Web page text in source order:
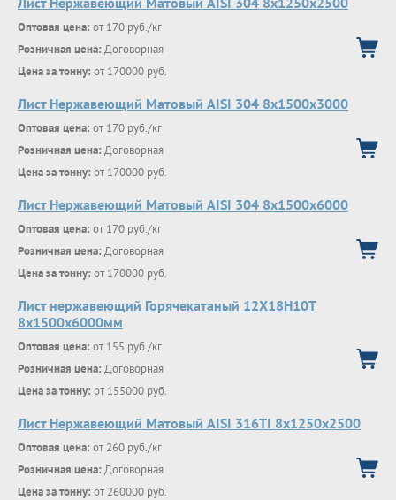
Оптовая цена: от 170 руб./кг
Розничная цена: Договорная
Цена за тонну: от 170000 руб.
Лист Нержавеющий Матовый AISI 304 8х1500х3000
Оптовая цена: от 170 руб./кг
Розничная цена: Договорная
Цена за тонну: от 170000 руб.
Лист Нержавеющий Матовый AISI 304 8х1500х6000
Оптовая цена: от 170 руб./кг
Розничная цена: Договорная
Цена за тонну: от 170000 руб.
Лист нержавеющий Горячекатаный 12Х18Н10Т
8x1500x6000мм
Оптовая цена: от 155 руб./кг
Розничная цена: Договорная
Цена за тонну: от 155000 руб.
Лист Нержавеющий Матовый AISI 316TI 8х1250х2500
Оптовая цена: от 260 руб./кг
Розничная цена: Договорная
Цена за тонну: от 260000 руб.